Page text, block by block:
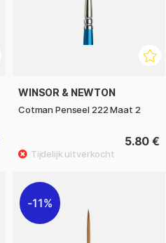
WINSOR & NEWTON
Cotman Penseel 222 Maat 2
5.80 €
11%